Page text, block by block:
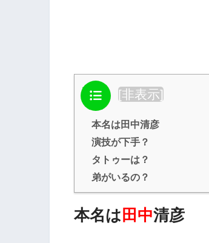
目次 [非表示]
本名は田中清彦
演技が下手？
タトゥーは？
弟がいるの？
本名は 田中清彦